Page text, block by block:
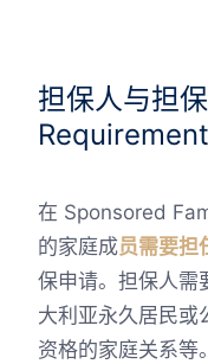
担保人与担
在 Sponsored
的家庭成员需要担
保申请。担保人需
大利亚永久居民或
资格的家庭关系等。